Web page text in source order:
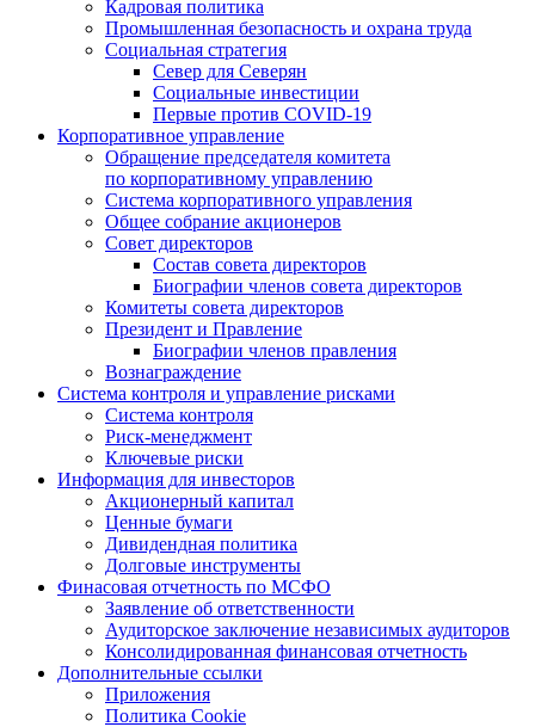
Кадровая политика
Промышленная безопасность и охрана труда
Социальная стратегия
Север для Северян
Социальные инвестиции
Первые против COVID‑19
Корпоративное управление
Обращение председателя комитета
по корпоративному управлению
Система корпоративного управления
Общее собрание акционеров
Совет директоров
Состав совета директоров
Биографии членов совета директоров
Комитеты совета директоров
Президент и Правление
Биографии членов правления
Вознаграждение
Система контроля и управление рисками
Система контроля
Риск-менеджмент
Ключевые риски
Информация для инвесторов
Акционерный капитал
Ценные бумаги
Дивидендная политика
Долговые инструменты
Финасовая отчетность по МСФО
Заявление об ответственности
Аудиторское заключение независимых аудиторов
Консолидированная финансовая отчетность
Дополнительные ссылки
Приложения
Политика Cookie